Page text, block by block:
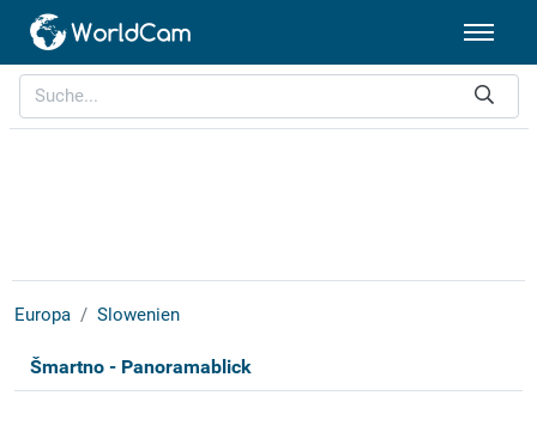
Europa Slowenien
Šmartno - Panoramablick